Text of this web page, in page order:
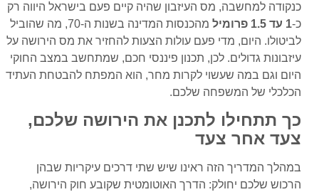
כנקודה למחשבה, מס העיזבון שהיה קיים פעם בישראל היווה רק
כ-1 עד 1.5 פרומיל
מהכנסות המדינה בשנות ה-70, מה שהוביל
לביטולו. היום, מדי פעם עולות הצעות להחזיר את מס הירושה על
עיזבונות גדולים. לכן, תכנון פיננסי חכם, שמתחשב במצב החוקי
היום וגם במה שעשוי לקרות מחר, הוא המפתח להבטחת העתיד
הכלכלי של המשפחה שלכם.
כך תתחילו לתכנן את הירושה שלכם,
צעד אחר צעד
במהלך המדריך הזה ראינו שיש שתי דרכים עיקריות שבהן
הרכוש שלכם יחולק: הדרך האוטומטית שקובע חוק הירושה,